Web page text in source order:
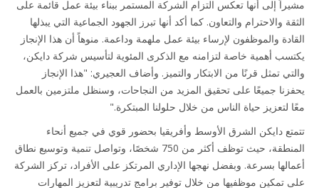
مشيراً إلى أنها تعكس التزام الشركة المستمر ببناء بيئة عمل قائمة على
الثقة والاحترام والتعاون. كما أكد أنها تبرز الجهود الجماعية التي يبذلها
القادة والموظفون لإرساء بيئة عمل ملهمة وداعمة. منوهاً أن هذا الإنجاز
يكتسب أهمية خاصة لتزامنه مع الذكرى المئوية لتأسيس شركة دايكن،
والتي تمثل قرنًا من الابتكار والتميز. وأضاف العجيري: "هذا الإنجاز
يحفزنا جميعًا على تحقيق المزيد من النجاحات، وسنظل ملتزمين بالعمل
معًا لتعزيز حياة الناس من خلال حلولنا المبتكرة."
تتمتع دايكن الشرق الأوسط وأفريقيا بحضور قوي في جميع أنحاء
المنطقة، حيث توظف أكثر من 750 شخصًا، وتواصل تنمية وتوسيع نطاق
أعمالها بسرعة. وبفضل نهجها الإداري المرتكز على الأفراد، تركز الشركة
على تمكين موظفيها من خلال توفير برامج تدريبية لتعزيز المهارات